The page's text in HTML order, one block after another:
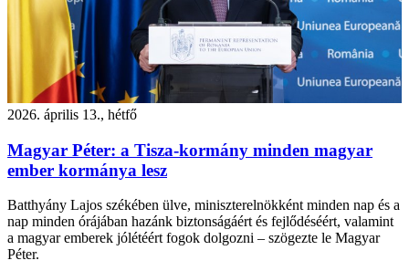
2026. április 13., hétfő
Magyar Péter: a Tisza-kormány minden magyar
ember kormánya lesz
Batthyány Lajos székében ülve, miniszterelnökként minden nap és a
nap minden órájában hazánk biztonságáért és fejlődéséért, valamint
a magyar emberek jólétéért fogok dolgozni – szögezte le Magyar
Péter.